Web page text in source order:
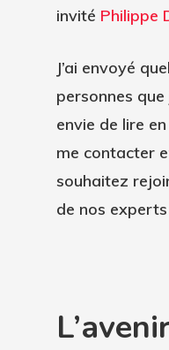
invité Philippe
J’ai envoyé
personnes que
envie de lire
me contacter
souhaitez
de nos